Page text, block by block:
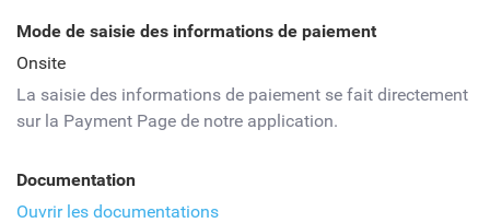
Mode de saisie des informations de paiement
Onsite
La saisie des informations de paiement se fait directement
sur la Payment Page de notre application.
Documentation
Ouvrir les documentations